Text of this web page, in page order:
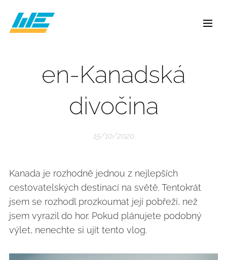
en-Kanadská
divočina
15/10/2020
Kanada je rozhodně jednou z nejlepších
cestovatelských destinací na světě. Tentokrát
jsem se rozhodl prozkoumat její pobřeží, než
jsem vyrazil do hor. Pokud plánujete podobný
výlet, nenechte si ujít tento vlog.